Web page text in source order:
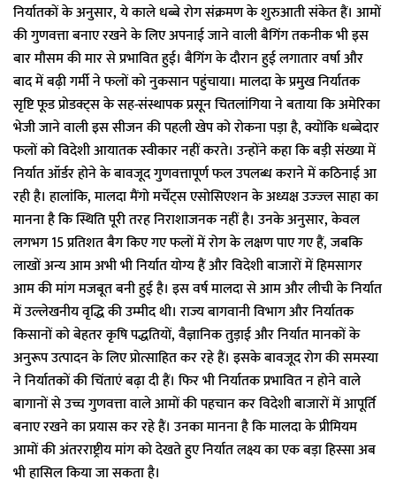
निर्यातकों के अनुसार, ये काले धब्बे रोग संक्रमण के शुरुआती संकेत हैं। आमों
की गुणवत्ता बनाए रखने के लिए अपनाई जाने वाली बैगिंग तकनीक भी इस
बार मौसम की मार से प्रभावित हुई। बैगिंग के दौरान हुई लगातार वर्षा और
बाद में बढ़ी गर्मी ने फलों को नुकसान पहुंचाया। मालदा के प्रमुख निर्यातक
सृष्टि फूड प्रोडक्ट्स के सह-संस्थापक प्रसून चितलांगिया ने बताया कि अमेरिका
भेजी जाने वाली इस सीजन की पहली खेप को रोकना पड़ा है, क्योंकि धब्बेदार
फलों को विदेशी आयातक स्वीकार नहीं करते। उन्होंने कहा कि बड़ी संख्या में
निर्यात ऑर्डर होने के बावजूद गुणवत्तापूर्ण फल उपलब्ध कराने में कठिनाई आ
रही है। हालांकि, मालदा मैंगो मर्चेंट्स एसोसिएशन के अध्यक्ष उज्ज्ल साहा का
मानना है कि स्थिति पूरी तरह निराशाजनक नहीं है। उनके अनुसार, केवल
लगभग 15 प्रतिशत बैग किए गए फलों में रोग के लक्षण पाए गए हैं, जबकि
लाखों अन्य आम अभी भी निर्यात योग्य हैं और विदेशी बाजारों में हिमसागर
आम की मांग मजबूत बनी हुई है। इस वर्ष मालदा से आम और लीची के निर्यात
में उल्लेखनीय वृद्धि की उम्मीद थी। राज्य बागवानी विभाग और निर्यातक
किसानों को बेहतर कृषि पद्धतियों, वैज्ञानिक तुड़ाई और निर्यात मानकों के
अनुरूप उत्पादन के लिए प्रोत्साहित कर रहे हैं। इसके बावजूद रोग की समस्या
ने निर्यातकों की चिंताएं बढ़ा दी हैं। फिर भी निर्यातक प्रभावित न होने वाले
बागानों से उच्च गुणवत्ता वाले आमों की पहचान कर विदेशी बाजारों में आपूर्ति
बनाए रखने का प्रयास कर रहे हैं। उनका मानना है कि मालदा के प्रीमियम
आमों की अंतरराष्ट्रीय मांग को देखते हुए निर्यात लक्ष्य का एक बड़ा हिस्सा अब
भी हासिल किया जा सकता है।